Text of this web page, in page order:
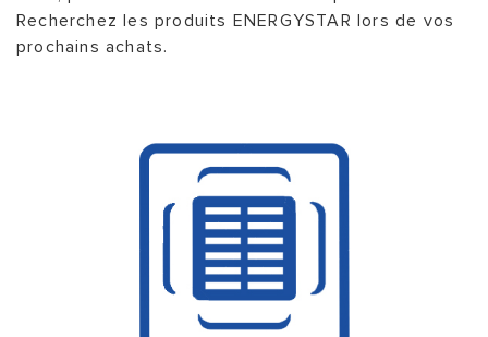
Recherchez les produits ENERGYSTAR lors de vos
prochains achats.